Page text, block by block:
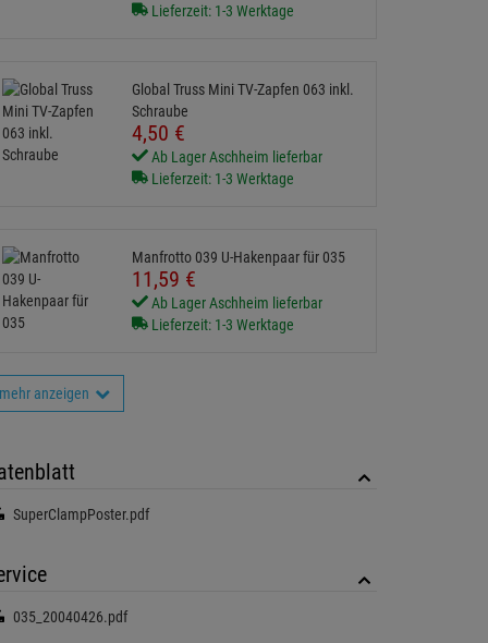
Lieferzeit: 1-3 Werktage
Global Truss Mini TV-Zapfen 063 inkl.
Schraube
4,50 €
Ab Lager Aschheim lieferbar
Lieferzeit: 1-3 Werktage
Manfrotto 039 U-Hakenpaar für 035
11,59 €
Ab Lager Aschheim lieferbar
Lieferzeit: 1-3 Werktage
mehr anzeigen
SuperClampPoster.pdf
035_20040426.pdf